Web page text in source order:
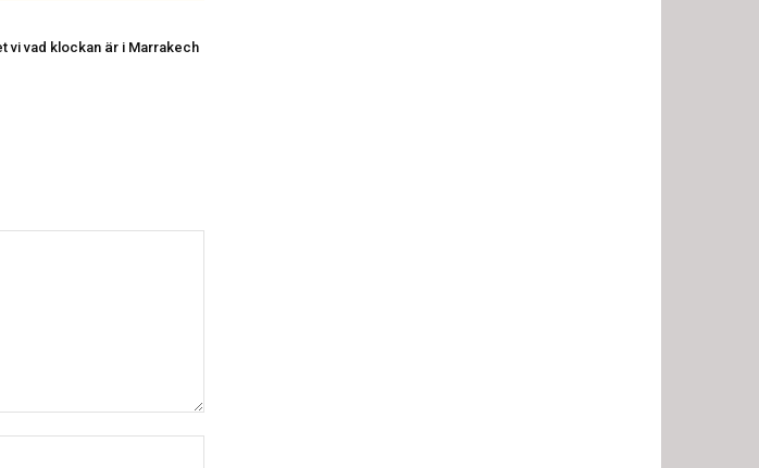
vi vad klockan är i Marrakech